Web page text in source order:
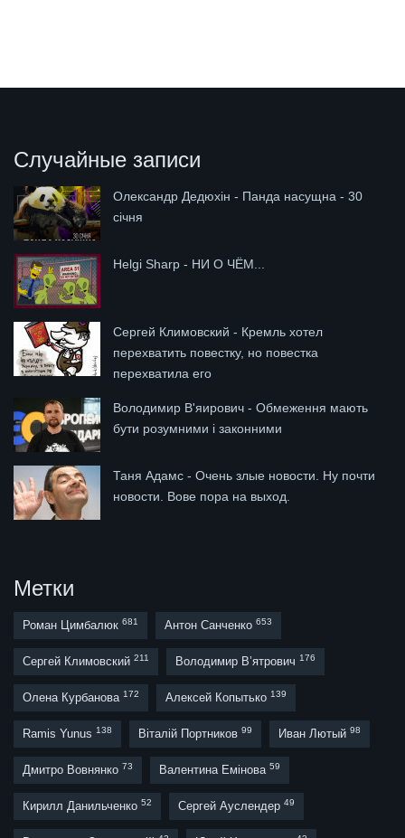
Случайные записи
Олександр Дедюхін - Панда насущна - 30
січня
Helgi Sharp - НИ О ЧЁМ...
Сергей Климовский - Кремль хотел
перехватить повестку, но повестка
перехватила его
Володимир В'яирович - Обмеження мають
бути розумними і законними
Таня Адамс - Очень злые новости. Ну почти
новости. Вове пора на выход.
Метки
Роман Цимбалюк 681 Антон Санченко 653
Сергей Климовский 211 Володимир В’ятрович 176
Олена Курбанова 172 Алексей Копытько 139
Ramis Yunus 138 Віталій Портников 99 Иван Лютый 98
Дмитро Вовнянко 73 Валентина Емінова 59
Кирилл Данильченко 52 Сергей Ауслендер 49